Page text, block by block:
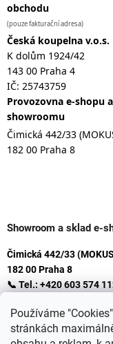
Používáme
stránkách
obchodu
(pouze fakturační adresa)
Česká koupelna v.o.s.
K dolům 1924/42
143 00 Praha 4
IČ: 25743759
Provozovna e-shopu a
showroomu
Čimická 442/33
182 00 Praha 8
Showroom a sklad e-
Čimická 442/33
182 00 Praha 8
📞 Tel.: +420 603 574
✉️ E-mail: